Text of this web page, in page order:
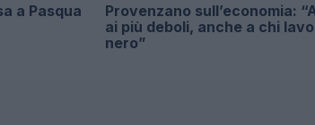
a Pasqua
Provenzano sull’economia:
ai più deboli, anche a chi
nero”